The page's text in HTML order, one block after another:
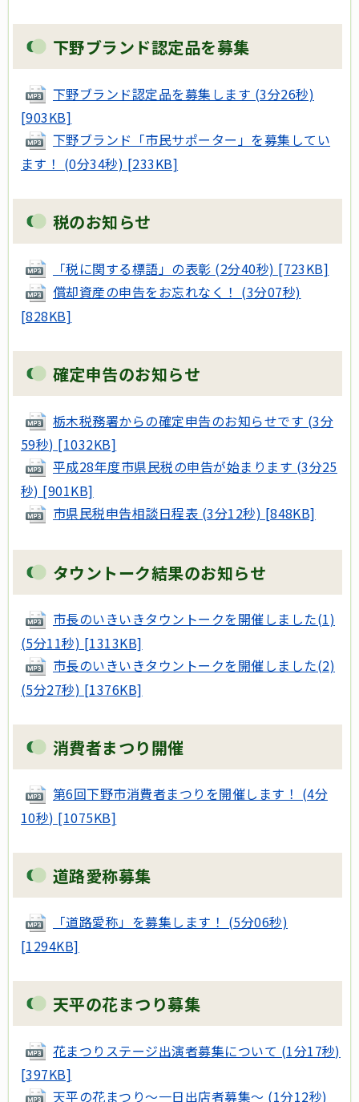
下野ブランド認定品を募集
下野ブランド認定品を募集します (3分26秒)
[903KB]
下野ブランド「市民サポーター」を募集してい
ます！ (0分34秒) [233KB]
税のお知らせ
「税に関する標語」の表彰 (2分40秒) [723KB]
償却資産の申告をお忘れなく！ (3分07秒)
[828KB]
確定申告のお知らせ
栃木税務署からの確定申告のお知らせです (3分
59秒) [1032KB]
平成28年度市県民税の申告が始まります (3分25
秒) [901KB]
市県民税申告相談日程表 (3分12秒) [848KB]
タウントーク結果のお知らせ
市長のいきいきタウントークを開催しました(1)
(5分11秒) [1313KB]
市長のいきいきタウントークを開催しました(2)
(5分27秒) [1376KB]
消費者まつり開催
第6回下野市消費者まつりを開催します！ (4分
10秒) [1075KB]
道路愛称募集
「道路愛称」を募集します！ (5分06秒)
[1294KB]
天平の花まつり募集
花まつりステージ出演者募集について (1分17秒)
[397KB]
天平の花まつり～一日出店者募集～ (1分12秒)